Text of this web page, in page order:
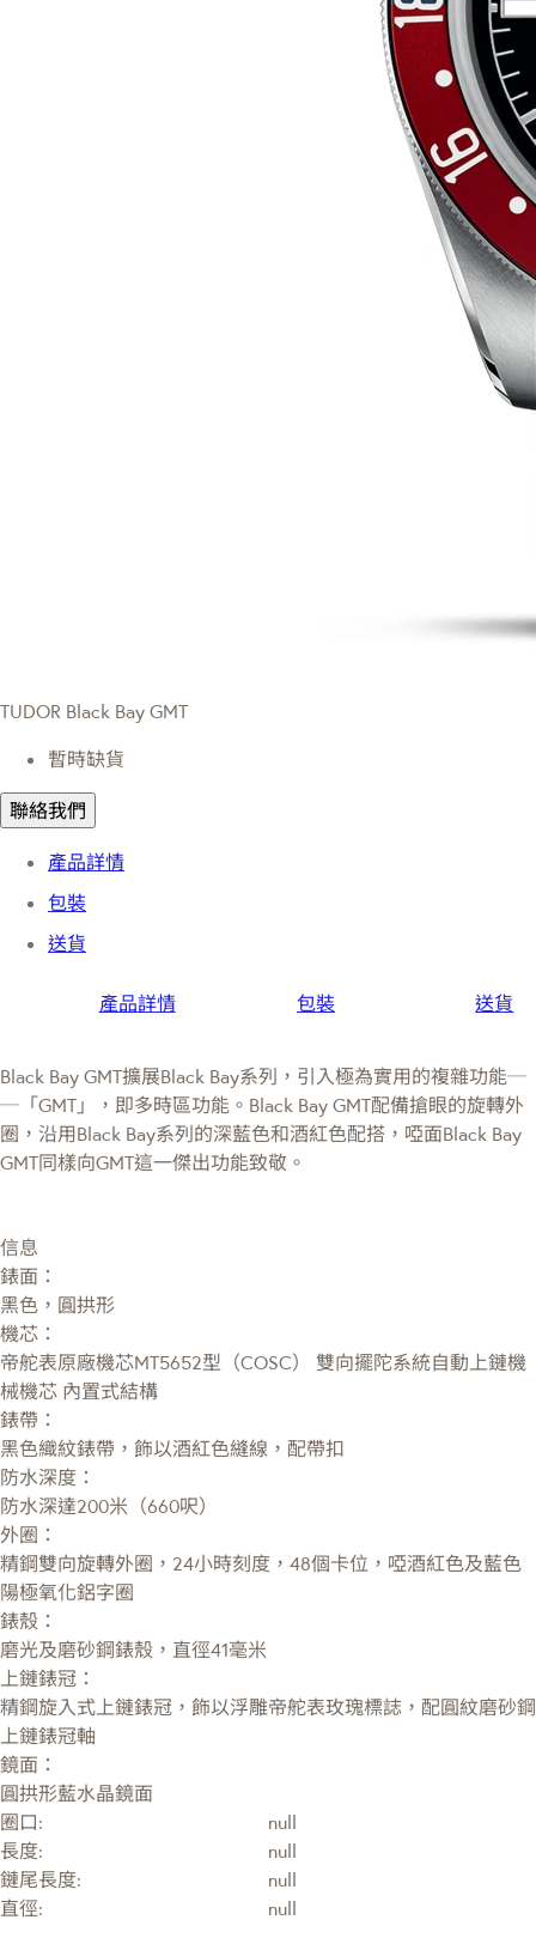
TUDOR Black Bay GMT
暫時缺貨
聯絡我們
產品詳情
包裝
送貨
產品詳情 包裝 送貨
Black Bay GMT擴展Black Bay系列，引入極為實用的複雜功能─
─「GMT」，即多時區功能。Black Bay GMT配備搶眼的旋轉外
圈，沿用Black Bay系列的深藍色和酒紅色配搭，啞面Black Bay
GMT同樣向GMT這一傑出功能致敬。
信息
錶面：
黑色，圓拱形
機芯：
帝舵表原廠機芯MT5652型（COSC） 雙向擺陀系統自動上鏈機
械機芯 內置式結構
錶帶：
黑色織紋錶帶，飾以酒紅色縫線，配帶扣
防水深度：
防水深達200米（660呎）
外圈：
精鋼雙向旋轉外圈，24小時刻度，48個卡位，啞酒紅色及藍色
陽極氧化鋁字圈
錶殼：
磨光及磨砂鋼錶殼，直徑41毫米
上鏈錶冠：
精鋼旋入式上鏈錶冠，飾以浮雕帝舵表玫瑰標誌，配圓紋磨砂鋼
上鏈錶冠軸
鏡面：
圓拱形藍水晶鏡面
圈口:
null
長度:
null
鏈尾長度:
null
直徑:
null